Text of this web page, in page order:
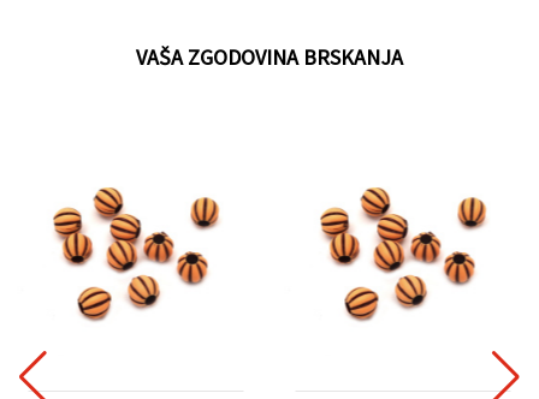
VAŠA ZGODOVINA BRSKANJA